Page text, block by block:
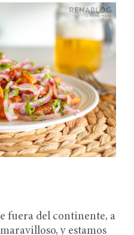
fuera del continente, a
y estamos